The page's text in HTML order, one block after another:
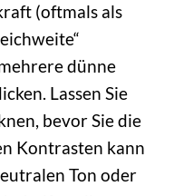
(oftmals als
dünne
Lassen Sie
bevor Sie die
Kontrasten kann
Ton oder